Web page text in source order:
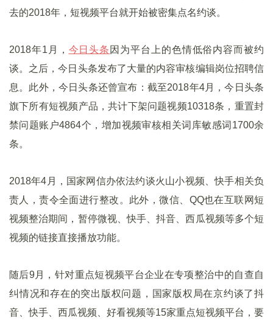
去的2018年，短视频平台就开始被密集点名约谈。
2018年1月， 今日头条 因为平台上的色情低俗内容而被约
谈。之后，今日头条发布了大量的内容审核编辑岗位招聘信
息。此外，今日头条还曾宣布：截至2018年4月，今日头条
旗下所有短视频产品，共计下架问题视频10318条，重置封
禁问题账户4864个，增加视频审核相关词库敏感词1700余
条。
2018年4月，国家网信办依法约谈火山小视频、快手相关负
责人，责令全面进行整改。此外，微信、QQ也在互联网短
视频整治期间，暂停微视、快手、抖音、西瓜视频等多个短
视频的链接直接播放功能。
随后9月，针对重点短视频平台企业在专项整治中的自查自
纠情况和存在的突出版权问题，国家版权局在京约谈了抖
音、快手、西瓜视频、好看视频等15家重点短视频平台，要